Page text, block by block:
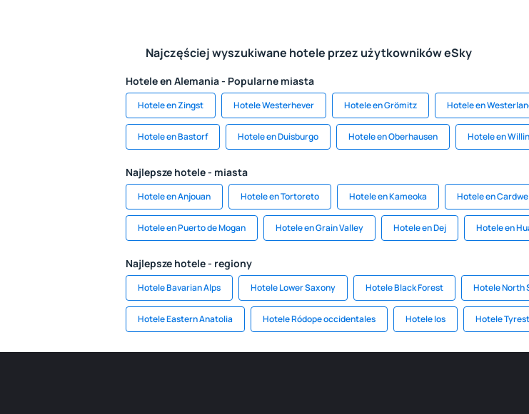
Najczęściej wyszukiwane hotele przez użytkowników eSky
Hotele en Alemania - Popularne miasta
Hotele en Zingst Hotele Westerhever Hotele en Grömitz Hotele en
Hotele en Bastorf Hotele en Duisburgo Hotele en Oberhausen Hotele en
Najlepsze hotele - miasta
Hotele en Anjouan Hotele en Tortoreto Hotele en Kameoka Hotele en
Hotele en Puerto de Mogan Hotele en Grain Valley Hotele en Dej Hotele en
Najlepsze hotele - regiony
Hotele Bavarian Alps Hotele Lower Saxony Hotele Black Forest Hotele North
Hotele Eastern Anatolia Hotele Ródope occidentales Hotele Ios Hotele